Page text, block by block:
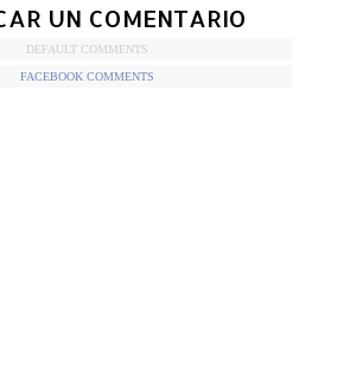
UN COMENTARIO
DEFAULT COMMENTS
FACEBOOK COMMENTS